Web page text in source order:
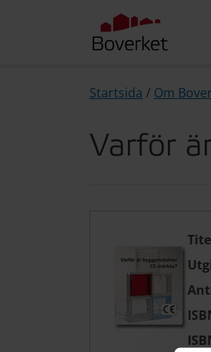
Startsida / Om
Varför